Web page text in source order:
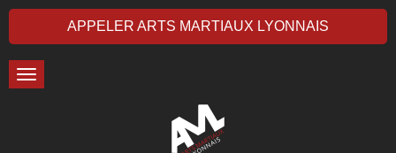
APPELER ARTS MARTIAUX LYONNAIS
Toggle
navigation